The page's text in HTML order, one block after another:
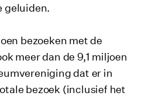
geluiden.
bezoeken met de
meer dan de 9,1 miljoen
dat er in
bezoek (inclusief het